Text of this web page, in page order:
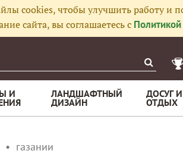
cookies, чтобы улучшить работу и
сайта, вы соглашаетесь с
И ЛАНДШАФТНЫЙ
ДИЗАЙН
ДОСУГ И
ОТДЫХ
газании